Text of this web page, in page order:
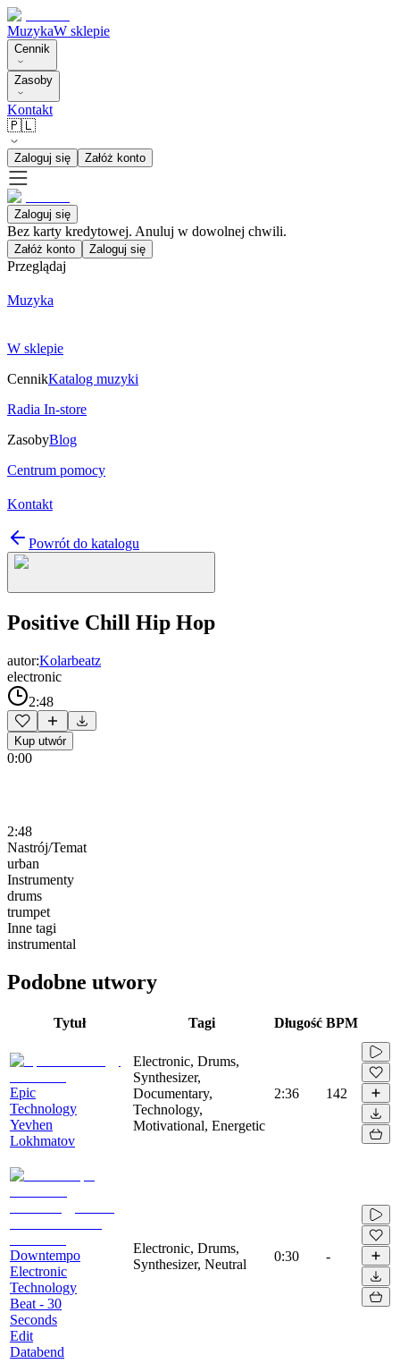
MuzykaW sklepie
Cennik
Zasoby
Kontakt
🇵🇱
Zaloguj się Załóż konto
Zaloguj się
Bez karty kredytowej. Anuluj w dowolnej chwili.
Załóż konto Zaloguj się
Przeglądaj
Muzyka
W sklepie
CennikKatalog muzyki
Radia In-store
ZasobyBlog
Centrum pomocy
Kontakt
Powrót do katalogu
Positive Chill Hip Hop
autor:Kolarbeatz
electronic
2:48
Kup utwór
0:00
2:48
Nastrój/Temat
urban
Instrumenty
drums
trumpet
Inne tagi
instrumental
Podobne utwory
Tytuł Tagi Długość BPM
Epic
Technology
Yevhen
Lokhmatov
Electronic, Drums,
Synthesizer,
Documentary,
Technology,
Motivational, Energetic
2:36 142
Downtempo
Electronic
Technology
Beat - 30
Seconds
Edit
Databend
Electronic, Drums,
Synthesizer, Neutral
0:30 -